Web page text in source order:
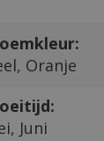
Oranje
Juni